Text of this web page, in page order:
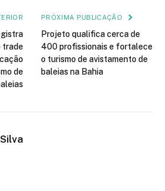
trade
de
PRÓXIMA PUBLICAÇÃO
Projeto qualifica cerca de
400 profissionais e fortalece
o turismo de avistamento de
baleias na Bahia